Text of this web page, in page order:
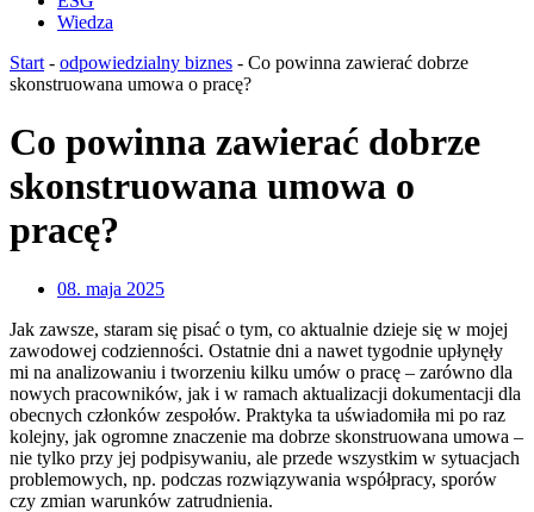
Wiedza
Start - odpowiedzialny biznes - Co powinna zawierać dobrze
skonstruowana umowa o pracę?
Co powinna zawierać dobrze
skonstruowana umowa o
pracę?
08. maja 2025
Jak zawsze, staram się pisać o tym, co aktualnie dzieje się w mojej
zawodowej codzienności. Ostatnie dni a nawet tygodnie upłynęły
mi na analizowaniu i tworzeniu kilku umów o pracę – zarówno dla
nowych pracowników, jak i w ramach aktualizacji dokumentacji dla
obecnych członków zespołów. Praktyka ta uświadomiła mi po raz
kolejny, jak ogromne znaczenie ma dobrze skonstruowana umowa –
nie tylko przy jej podpisywaniu, ale przede wszystkim w sytuacjach
problemowych, np. podczas rozwiązywania współpracy, sporów
czy zmian warunków zatrudnienia.